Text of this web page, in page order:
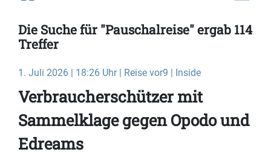
Die Suche für "Pauschalreise" ergab 114
Treffer
1. Juli 2026 | 18:26 Uhr | Reise vor9 | Inside
Verbraucherschützer mit
Sammelklage gegen Opodo und
Edreams